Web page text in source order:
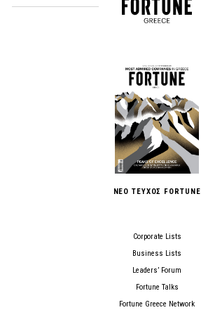
ΝΕΟ ΤΕΥΧΟΣ FORTUNE
Corporate Lists
Business Lists
Leaders’ Forum
Fortune Talks
Fortune Greece Network